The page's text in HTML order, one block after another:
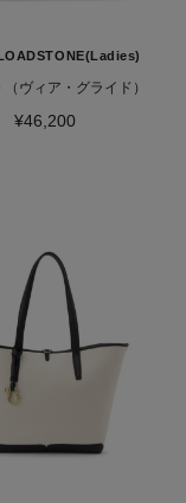
ヴィア・グライド）
¥46,200